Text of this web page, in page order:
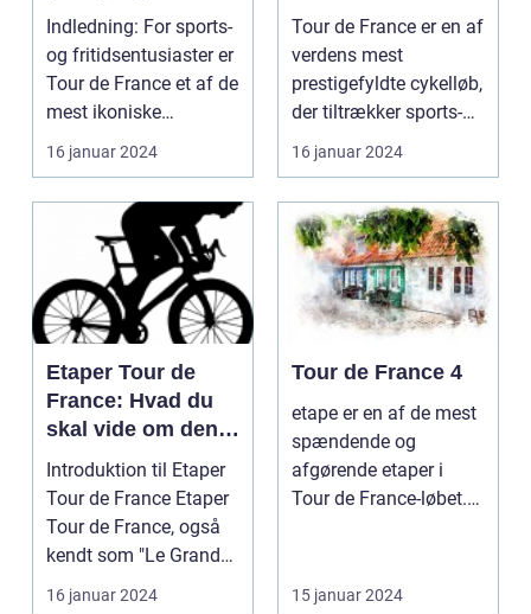
Indledning: For sports-
og fritidsentusiaster er
Tour de France et af de
mest ikoniske
begivenheder ...
16 januar 2024
Tour de France er en af
verdens mest
prestigefyldte cykelløb,
der tiltrækker sports-
og fritidsentus...
16 januar 2024
Etaper Tour de
France: Hvad du
skal vide om den
ultimative
cykelløbsudfordrin
g
Introduktion til Etaper
Tour de France Etaper
Tour de France, også
kendt som "Le Grand
Boucle", er ...
16 januar 2024
Tour de France 4
etape er en af de mest
spændende og
afgørende etaper i
Tour de France-løbet.
15 januar 2024